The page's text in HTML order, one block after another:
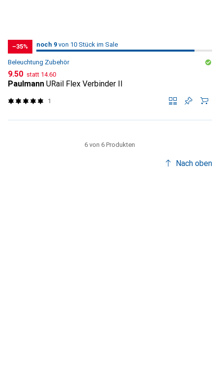
−35% 9 / 10
9 / 10 im Sale
noch 9 von 10 Stück im Sale
Beleuchtung Zubehör
CHF
9.50 statt CHF
14.60
Paulmann URail Flex Verbinder II
1
6 von 6 Produkten
Nach oben